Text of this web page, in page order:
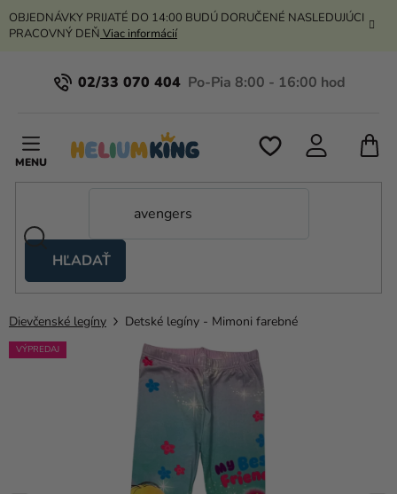
Prejsť
na
OBJEDNÁVKY PRIJATÉ DO 14:00 BUDÚ DORUČENÉ NASLEDUJÚCI
PRACOVNÝ DEŇ Viac informácií
02/33 070 404
HĽADAŤ
stany
Kanekalon
Dievčenské legíny Detské legíny - Mimoni farebné
VÝPREDAJ